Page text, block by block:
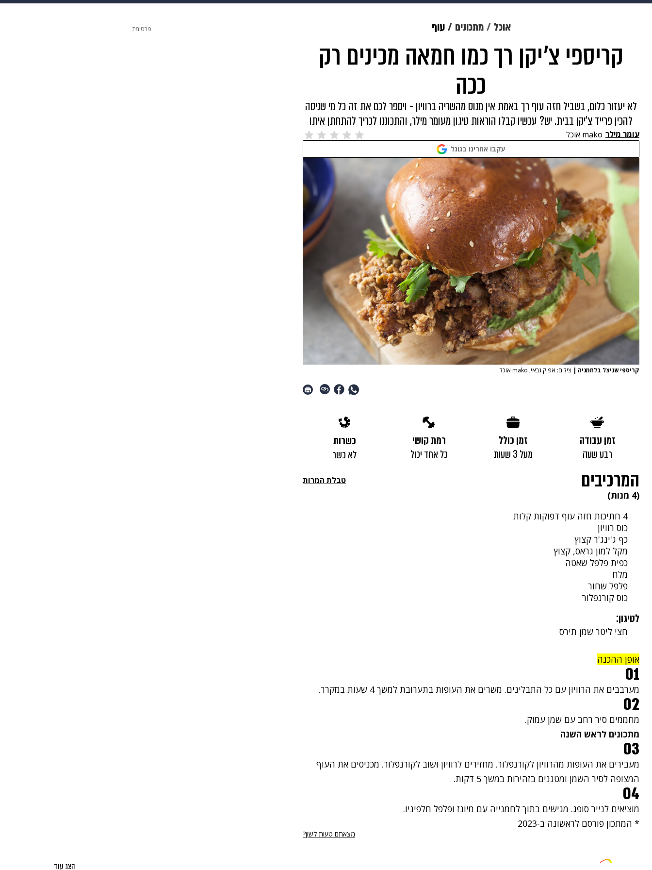
תרבות צבא וביטחון makoZ
דיגיטל ויוה תשעה חודשים מתכונים פרויקטים מיוחדים
אוכל מתכונים עוף
קריספי צ'יקן רך כמו חמאה מכינים רק
ככה
לא יעזור כלום, בשביל חזה עוף רך באמת אין מנוס מהשריה ברוויון - ויספר לכם את זה כל מי שניסה
להכין פרייד צ'יקן בבית. יש? עכשיו קבלו הוראות טיגון מעומר מילר, והתכוננו לכריך להתחתן איתו
עומר מילר mako אוכל
עקבו אחרינו בגוגל
קריספי שניצל בלחמניה | צילום: אפיק גבאי, mako אוכל
זמן עבודה
רבע שעה
זמן כולל
מעל 3 שעות
רמת קושי
כל אחד יכול
כשרות
לא כשר
המרכיבים טבלת המרות
(4 מנות)
4 חתיכות חזה עוף דפוקות קלות
כוס רוויון
כף ג'ינג'ר קצוץ
מקל למון גראס, קצוץ
כפית פלפל שאטה
מלח
פלפל שחור
כוס קורנפלור
לטיגון:
חצי ליטר שמן תירס
אופן ההכנה
01
מערבבים את הרוויון עם כל התבלינים. משרים את העופות בתערובת למשך 4 שעות במקרר.
02
מחממים סיר רחב עם שמן עמוק.
מתכונים לראש השנה
03
מעבירים את העופות מהרוויון לקורנפלור. מחזירים לרוויון ושוב לקורנפלור. מכניסים את העוף
המצופה לסיר השמן ומטגנים בזהירות במשך 5 דקות.
04
מוציאים לנייר סופג. מגישים בתוך לחמנייה עם מיונז ופלפל חלפיניו.
* המתכון פורסם לראשונה ב-2023
מצאתם טעות לשון?
פרסומת
הצג עוד